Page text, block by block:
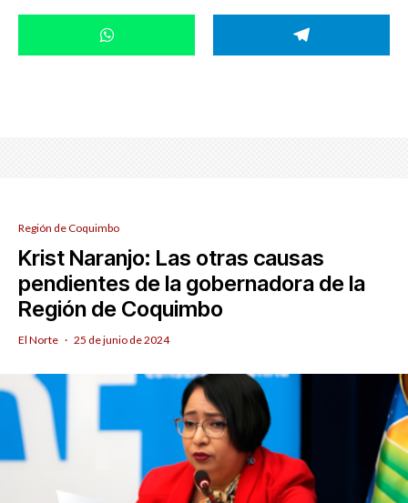
Región de Coquimbo
Krist Naranjo: Las otras causas
pendientes de la gobernadora de la
Región de Coquimbo
El Norte · 25 de junio de 2024